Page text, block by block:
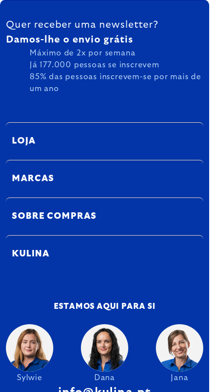
FOOTER
Quer receber uma newsletter?
Damos-lhe o envio grátis
Máximo de 2x por semana
Já 177.000 pessoas se inscrevem
85% das pessoas inscrevem-se por mais de
um ano
LOJA
MARCAS
SOBRE COMPRAS
KULINA
ESTAMOS AQUI PARA SI
Sylwie Dana Jana